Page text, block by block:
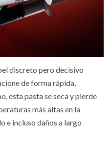
discreto pero decisivo
de forma rápida,
esta pasta se seca y pierde
más altas en la
e incluso daños a largo